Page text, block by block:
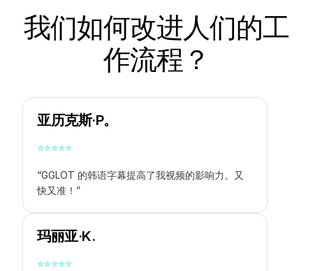
我们如何改进人们的工
作流程？
亚历克斯·P。
⭐⭐⭐⭐⭐
“GGLOT 的韩语字幕提高了我视频的影响力。又
快又准！”
玛丽亚·K.
⭐⭐⭐⭐⭐